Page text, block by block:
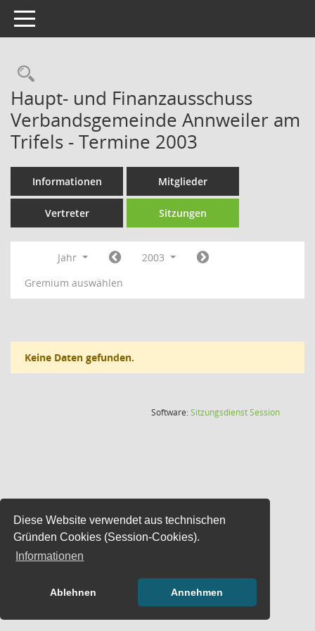
Diese Website verwendet aus technischen
Gründen Cookies (Session-Cookies).
Informationen
Ablehnen Annehmen
Toggle navigation
Rechercheauswahl
Haupt- und Finanzausschuss
Verbandsgemeinde Annweiler am
Trifels - Termine 2003
Informationen Mitglieder
Vertreter Sitzungen
Jahr
2003
Gremium auswählen
Keine Daten gefunden.
Software:SitzungsdienstSession(Wird in